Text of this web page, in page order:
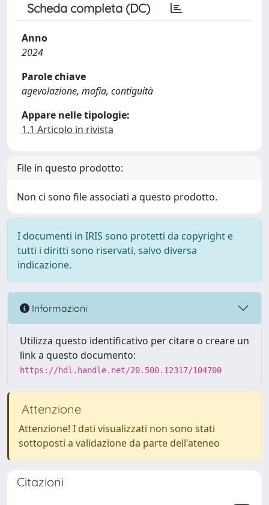
Scheda completa (DC)
Anno
2024
Parole chiave
agevolazione, mafia, contiguità
Appare nelle tipologie:
1.1 Articolo in rivista
File in questo prodotto:
Non ci sono file associati a questo prodotto.
I documenti in IRIS sono protetti da copyright e
tutti i diritti sono riservati, salvo diversa
indicazione.
Informazioni
Utilizza questo identificativo per citare o creare un
link a questo documento:
https://hdl.handle.net/20.500.12317/104700
Attenzione
Attenzione! I dati visualizzati non sono stati
sottoposti a validazione da parte dell'ateneo
Citazioni